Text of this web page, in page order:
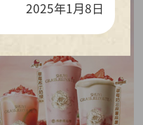
2025年1月8日